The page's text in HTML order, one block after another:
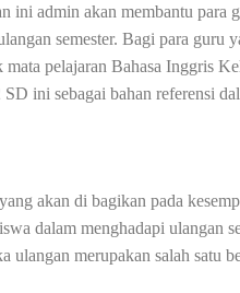
ini admin akan membantu para
semester. Bagi para guru
mata pelajaran Bahasa Inggris
ini sebagai bahan referensi
akan di bagikan pada
dalam menghadapi ulangan
ulangan merupakan salah